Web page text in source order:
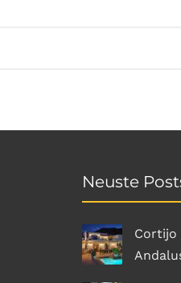
Neuste
Cortijo